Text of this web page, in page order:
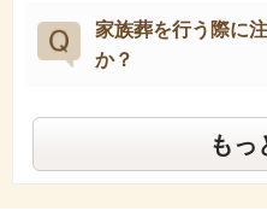
家族葬を行う際に
か？
もっ